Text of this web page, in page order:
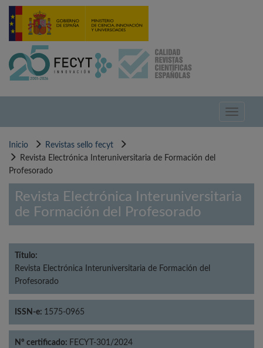
Pasar
contenido
Toggle
Inicio
Revistas sello fecyt
Revista Electrónica Interuniversitaria de Formación del
Profesorado
Revista Electrónica Interuniversitaria
de Formación del Profesorado
Título:
Revista Electrónica Interuniversitaria de Formación del
Profesorado
ISSN-e: 1575-0965
Nº certificado: FECYT-301/2024